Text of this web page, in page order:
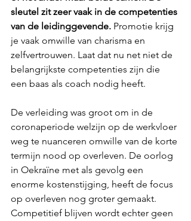
sleutel zit zeer vaak in de competenties
van de leidinggevende. Promotie krijg
je vaak omwille van charisma en
zelfvertrouwen. Laat dat nu net niet de
belangrijkste competenties zijn die
een baas als coach nodig heeft.
De verleiding was groot om in de
coronaperiode welzijn op de werkvloer
weg te nuanceren omwille van de korte
termijn nood op overleven. De oorlog
in Oekraïne met als gevolg een
enorme kostenstijging, heeft de focus
op overleven nog groter gemaakt.
Competitief blijven wordt echter geen